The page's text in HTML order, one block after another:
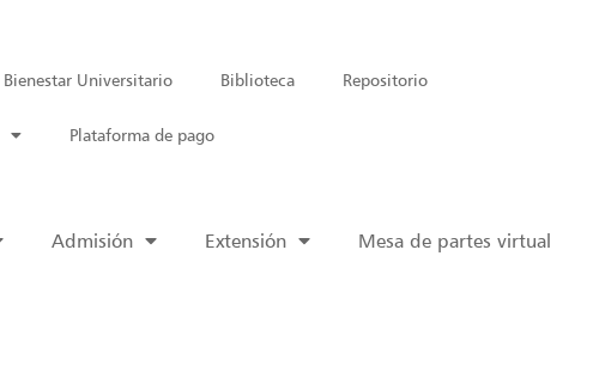
Bienestar Universitario Biblioteca Repositorio
Plataforma de pago
Admisión Extensión Mesa de partes virtual